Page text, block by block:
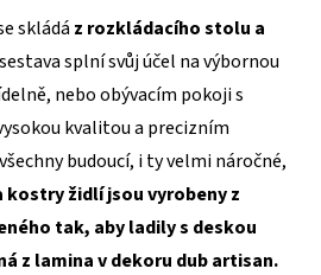
skládá z rozkládacího stolu a
splní svůj účel na výbornou
nebo obývacím pokoji s
kvalitou a precizním
budoucí, i ty velmi náročné,
kostry židlí jsou vyrobeny z
tak, aby ladily s deskou
z lamina v dekoru dub artisan.